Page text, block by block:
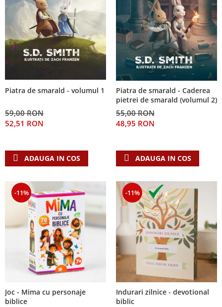
Piatra de smarald - volumul 1
59,00 RON
52,51 RON
ADAUGA IN COS
Piatra de smarald - Caderea
pietrei de smarald (volumul 2)
55,00 RON
48,95 RON
ADAUGA IN COS
-11%
Joc - Mima cu personaje
biblice
-11%
Indurari zilnice - devotional
biblic